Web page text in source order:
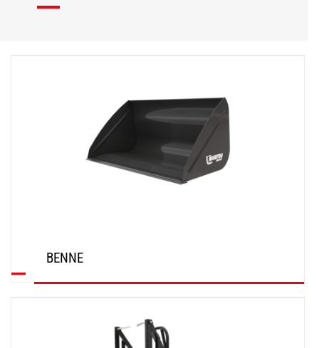
BENNE